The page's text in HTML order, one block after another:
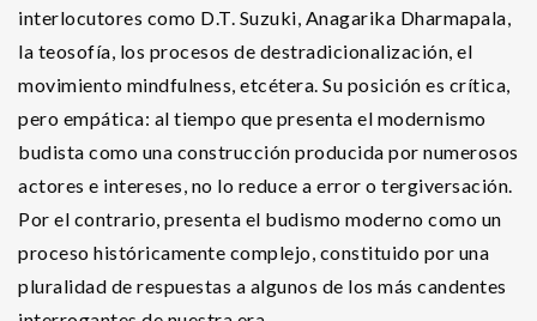
interlocutores como D.T. Suzuki, Anagarika Dharmapala,
la teosofía, los procesos de destradicionalización, el
movimiento mindfulness, etcétera. Su posición es crítica,
pero empática: al tiempo que presenta el modernismo
budista como una construcción producida por numerosos
actores e intereses, no lo reduce a error o tergiversación.
Por el contrario, presenta el budismo moderno como un
proceso históricamente complejo, constituido por una
pluralidad de respuestas a algunos de los más candentes